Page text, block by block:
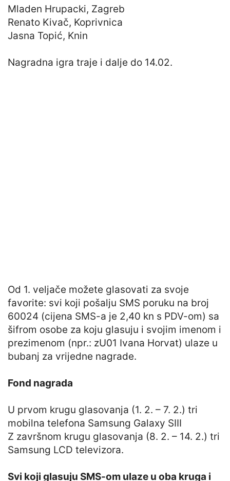
Mladen Hrupacki, Zagreb
Renato Kivač, Koprivnica
Jasna Topić, Knin
Nagradna igra traje i dalje do 14.02.
Od 1. veljače možete glasovati za svoje
favorite: svi koji pošalju SMS poruku na broj
60024 (cijena SMS-a je 2,40 kn s PDV-om) sa
šifrom osobe za koju glasuju i svojim imenom i
prezimenom (npr.: zU01 Ivana Horvat) ulaze u
bubanj za vrijedne nagrade.
Fond nagrada
U prvom krugu glasovanja (1. 2. – 7. 2.) tri
mobilna telefona Samsung Galaxy SIII
Z završnom krugu glasovanja (8. 2. – 14. 2.) tri
Samsung LCD televizora.
Svi koji glasuju SMS-om ulaze u oba kruga i